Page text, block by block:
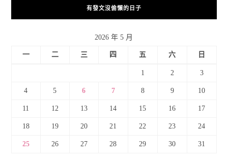
有發文沒偷懶的日子
2026 年 5 月
一 二 三 四 五 六 日
1 2 3
4 5 6 7 8 9 10
11 12 13 14 15 16 17
18 19 20 21 22 23 24
25 26 27 28 29 30 31